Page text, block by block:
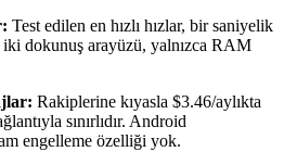
Test edilen en hızlı hızlar, bir saniyelik
dokunuş arayüzü, yalnızca RAM
Rakiplerine kıyasla $3.46/aylıkta
sınırlıdır. Android
engelleme özelliği yok.